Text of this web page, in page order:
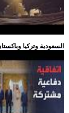
.. السعودية وتركيا